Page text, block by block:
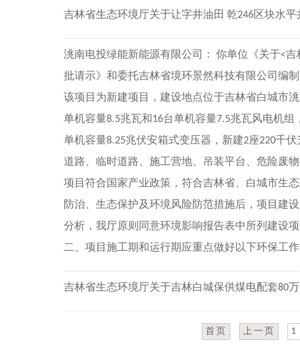
吉林省生态环境厅关于让字井油田 乾246区块水
洮南电投绿能新能源有限公司： 你单位《关于<
批请示》和委托吉林省境环景然科技有限公司编
该项目为新建项目，建设地点位于吉林省白城市
单机容量8.5兆瓦和16台单机容量7.5兆瓦风电机
单机容量8.25兆伏安箱式变压器，新建2座220千
道路、临时道路、施工营地、吊装平台、危险废
项目符合国家产业政策，符合吉林省、白城市生
防治、生态保护及环境风险防范措施后，项目建
分析，我厅原则同意环境影响报告表中所列建设
二、项目施工期和运行期应重点做好以下环保工
吉林省生态环境厅关于吉林白城保供煤电配套80
首页 上一页 1